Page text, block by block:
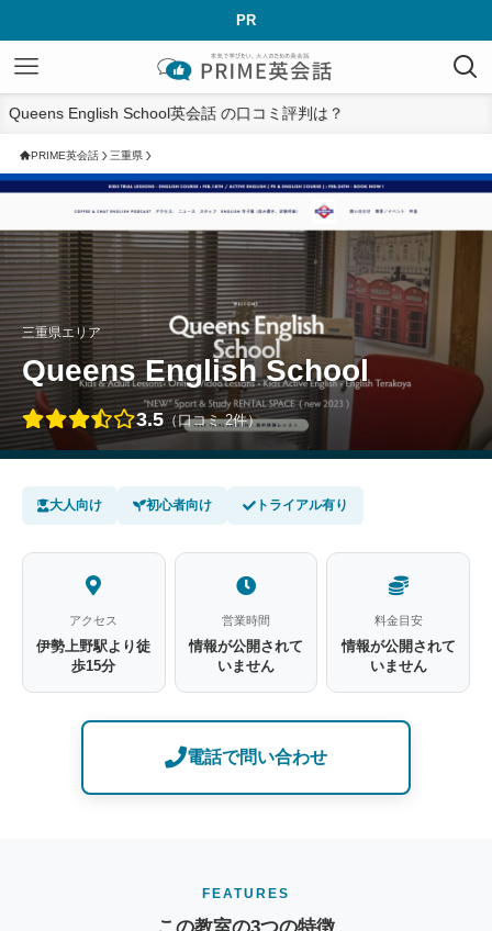
PR
Queens English School英会話 の口コミ評判は？
PRIME英会話 三重県
三重県エリア
Queens English School
3.5 （口コミ 2件）
大人向け 初心者向け トライアル有り
アクセス
伊勢上野駅より徒
歩15分
営業時間
情報が公開されて
いません
料金目安
情報が公開されて
いません
電話で問い合わせ
FEATURES